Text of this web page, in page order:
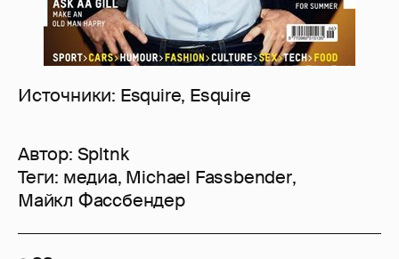
Источники: Esquire, Esquire
Автор: Spltnk
Теги: медиа, Michael Fassbender,
Майкл Фассбендер